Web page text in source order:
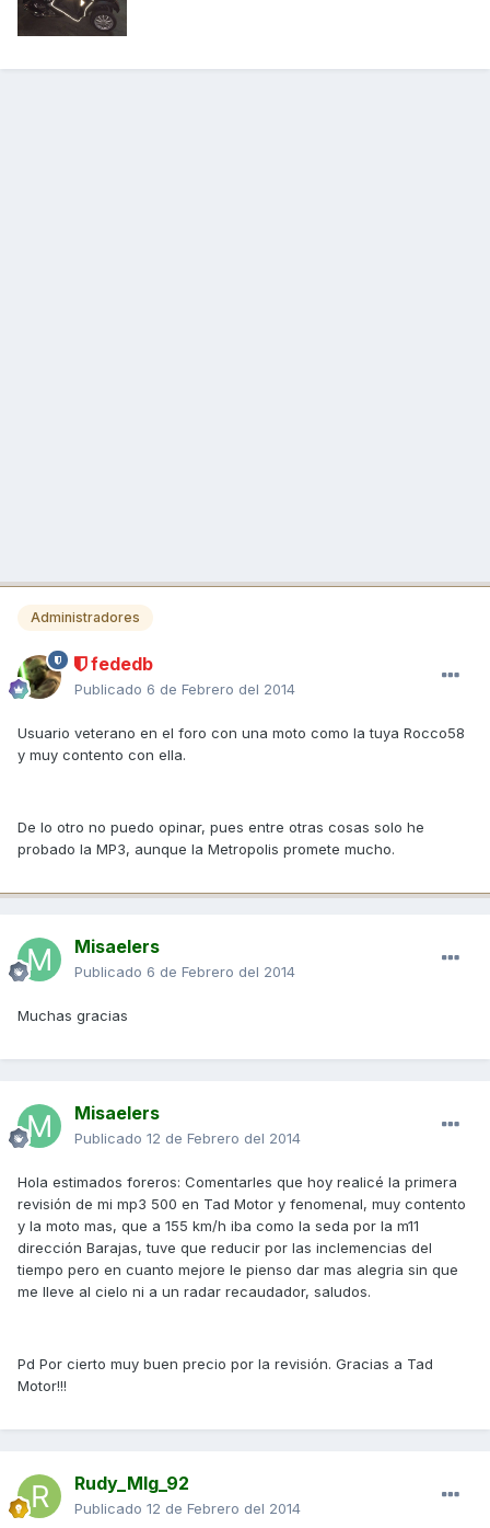
Administradores
fededb
Publicado 6 de Febrero del 2014
Usuario veterano en el foro con una moto como la tuya Rocco58
y muy contento con ella.
De lo otro no puedo opinar, pues entre otras cosas solo he
probado la MP3, aunque la Metropolis promete mucho.
Misaelers
Publicado 6 de Febrero del 2014
Muchas gracias
Misaelers
Publicado 12 de Febrero del 2014
Hola estimados foreros: Comentarles que hoy realicé la primera
revisión de mi mp3 500 en Tad Motor y fenomenal, muy contento
y la moto mas, que a 155 km/h iba como la seda por la m11
dirección Barajas, tuve que reducir por las inclemencias del
tiempo pero en cuanto mejore le pienso dar mas alegria sin que
me lleve al cielo ni a un radar recaudador, saludos.
Pd Por cierto muy buen precio por la revisión. Gracias a Tad
Motor!!!
Rudy_Mlg_92
Publicado 12 de Febrero del 2014